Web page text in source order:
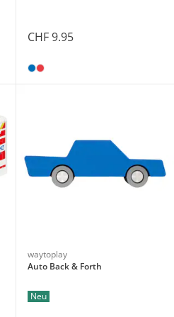
CHF 9.95
waytoplay
Auto Back & Forth
Neu